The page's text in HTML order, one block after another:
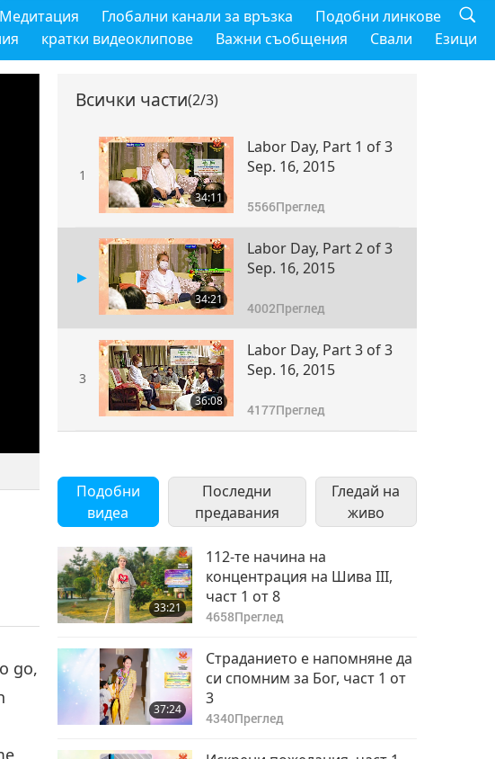
Медитация Глобални канали за връзка
Подобни линкове
кратки видеоклипове Важни съобщения Свали Езици
go,
Всички части(2/3)
1
34:11
Labor Day, Part 1 of 3
Sep. 16, 2015
5566Преглед
34:21
Labor Day, Part 2 of 3
Sep. 16, 2015
4002Преглед
3
36:08
Labor Day, Part 3 of 3
Sep. 16, 2015
4177Преглед
Подобни
видеа
Последни
предавания
Гледай на
живо
33:21
112-те начина на
концентрация на Шива III,
част 1 от 8
4658Преглед
37:24
Страданието е напомняне да
си спомним за Бог, част 1 от
3
4340Преглед